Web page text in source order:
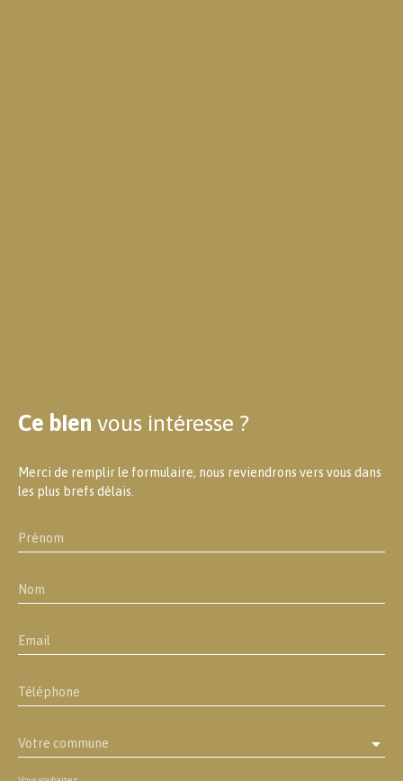
Ce bien vous intéresse ?
Merci de remplir le formulaire, nous reviendrons vers vous dans
les plus brefs délais.
Prénom
Nom
Email
Téléphone
Votre commune